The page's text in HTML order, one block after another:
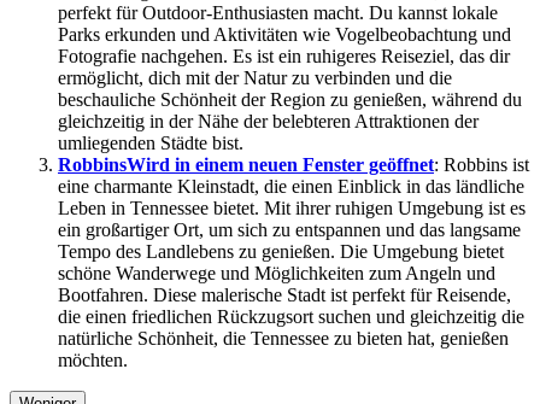
perfekt für Outdoor-Enthusiasten macht. Du kannst lokale
Parks erkunden und Aktivitäten wie Vogelbeobachtung und
Fotografie nachgehen. Es ist ein ruhigeres Reiseziel, das dir
ermöglicht, dich mit der Natur zu verbinden und die
beschauliche Schönheit der Region zu genießen, während du
gleichzeitig in der Nähe der belebteren Attraktionen der
umliegenden Städte bist.
RobbinsWird in einem neuen Fenster geöffnet: Robbins ist
eine charmante Kleinstadt, die einen Einblick in das ländliche
Leben in Tennessee bietet. Mit ihrer ruhigen Umgebung ist es
ein großartiger Ort, um sich zu entspannen und das langsame
Tempo des Landlebens zu genießen. Die Umgebung bietet
schöne Wanderwege und Möglichkeiten zum Angeln und
Bootfahren. Diese malerische Stadt ist perfekt für Reisende,
die einen friedlichen Rückzugsort suchen und gleichzeitig die
natürliche Schönheit, die Tennessee zu bieten hat, genießen
möchten.